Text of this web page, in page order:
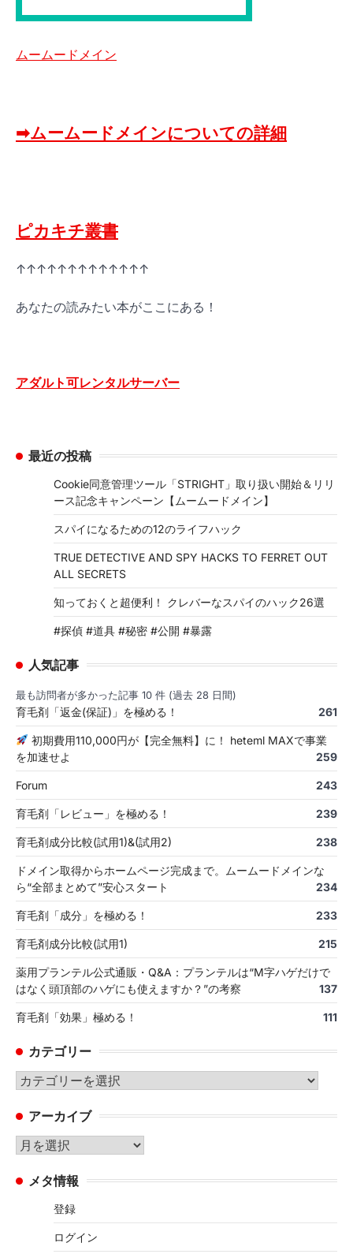
ムームードメイン
➡ムームードメインについての詳細
ピカキチ叢書
↑↑↑↑↑↑↑↑↑↑↑↑↑
あなたの読みたい本がここにある！
アダルト可レンタルサーバー
最近の投稿
Cookie同意管理ツール「STRIGHT」取り扱い開始＆リリ
ース記念キャンペーン【ムームードメイン】
スパイになるための12のライフハック
TRUE DETECTIVE AND SPY HACKS TO FERRET OUT
ALL SECRETS
知っておくと超便利！ クレバーなスパイのハック26選
#探偵 #道具 #秘密 #公開 #暴露
人気記事
最も訪問者が多かった記事 10 件 (過去 28 日間)
育毛剤「返金(保証)」を極める！ 261
初期費用110,000円が【完全無料】に！ heteml MAXで事業
を加速せよ
259
Forum 243
育毛剤「レビュー」を極める！ 239
育毛剤成分比較(試用1)&(試用2) 238
ドメイン取得からホームページ完成まで。ムームードメインな
ら“全部まとめて”安心スタート
234
育毛剤「成分」を極める！ 233
育毛剤成分比較(試用1) 215
薬用プランテル公式通販・Q&A：プランテルは“M字ハゲだけで
はなく頭頂部のハゲにも使えますか？”の考察
137
育毛剤「効果」極める！ 111
カテゴリー
カ
ゴ
リ
ー
アーカイブ
ア
カ メタ情報
登録
ログイン